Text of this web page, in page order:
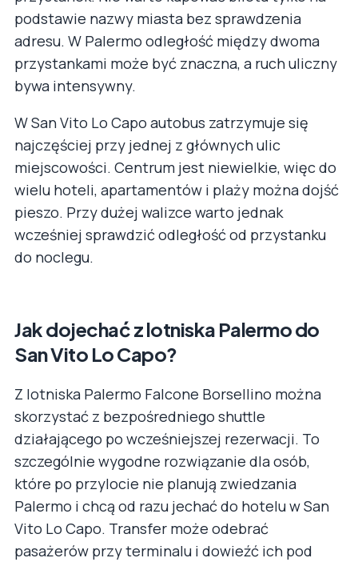
podstawie nazwy miasta bez sprawdzenia
adresu. W Palermo odległość między dwoma
przystankami może być znaczna, a ruch uliczny
bywa intensywny.
W San Vito Lo Capo autobus zatrzymuje się
najczęściej przy jednej z głównych ulic
miejscowości. Centrum jest niewielkie, więc do
wielu hoteli, apartamentów i plaży można dojść
pieszo. Przy dużej walizce warto jednak
wcześniej sprawdzić odległość od przystanku
do noclegu.
Jak dojechać z lotniska Palermo do
San Vito Lo Capo?
Z lotniska Palermo Falcone Borsellino można
skorzystać z bezpośredniego shuttle
działającego po wcześniejszej rezerwacji. To
szczególnie wygodne rozwiązanie dla osób,
które po przylocie nie planują zwiedzania
Palermo i chcą od razu jechać do hotelu w San
Vito Lo Capo. Transfer może odebrać
pasażerów przy terminalu i dowieźć ich pod